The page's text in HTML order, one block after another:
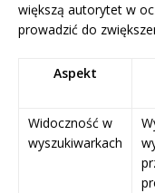
większą autorytet w
prowadzić do
Aspekt
Widoczność w
wyszukiwarkach